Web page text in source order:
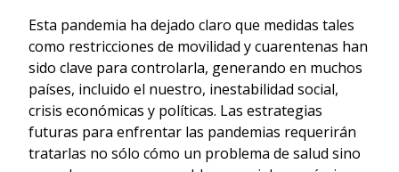
Esta pandemia ha dejado claro que medidas tales
como restricciones de movilidad y cuarentenas han
sido clave para controlarla, generando en muchos
países, incluido el nuestro, inestabilidad social,
crisis económicas y políticas. Las estrategias
futuras para enfrentar las pandemias requerirán
tratarlas no sólo cómo un problema de salud sino